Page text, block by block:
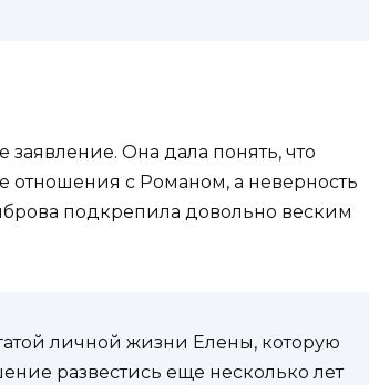
Она дала понять, что
отношения с Романом, а неверность
подкрепила довольно веским
личной жизни Елены, которую
развестись еще несколько лет